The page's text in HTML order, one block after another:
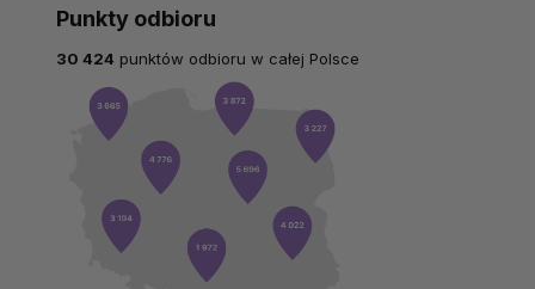
Punkty odbioru
30 424 punktów odbioru w całej Polsce